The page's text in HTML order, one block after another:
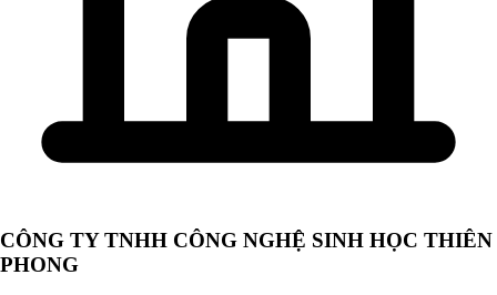
CÔNG TY TNHH CÔNG NGHỆ SINH HỌC THIÊN
PHONG